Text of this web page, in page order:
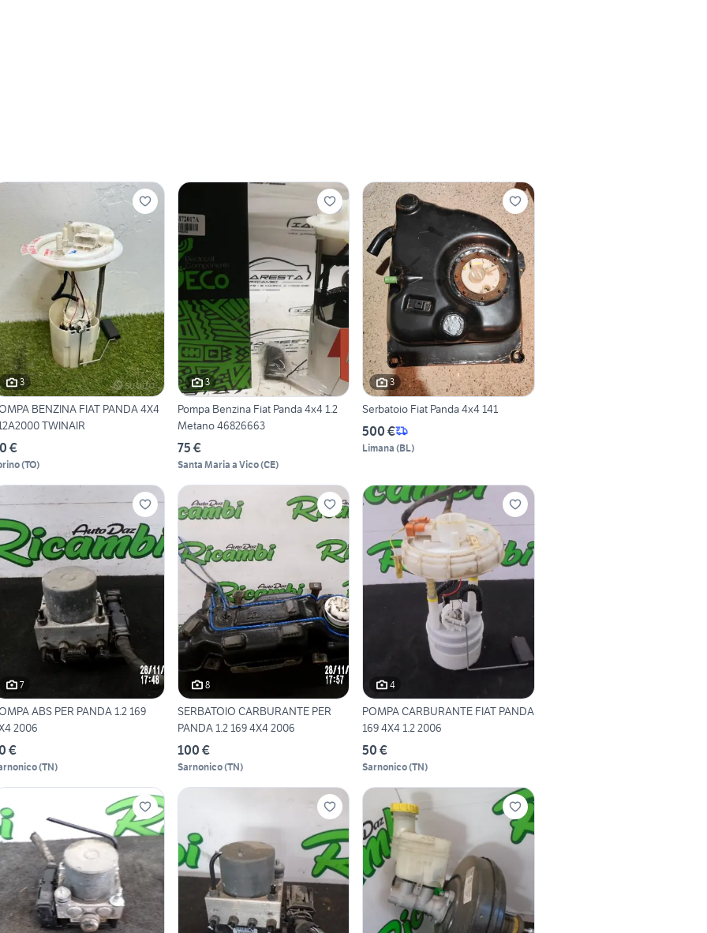
3
BENZINA FIAT PANDA 4X4
TWINAIR
€
(TO)
3
Pompa Benzina Fiat Panda 4x4 1.2
Metano 46826663
75 €
Santa Maria a Vico(CE)
3
Serbatoio Fiat Panda 4x4 141
500 €
Limana (BL)
7
ABS PER PANDA 1.2 169
2006
€
(TN)
8
SERBATOIO CARBURANTE PER
PANDA 1.2 169 4X4 2006
100 €
Sarnonico(TN)
4
POMPA CARBURANTE FIAT PANDA
169 4X4 1.2 2006
50 €
Sarnonico(TN)